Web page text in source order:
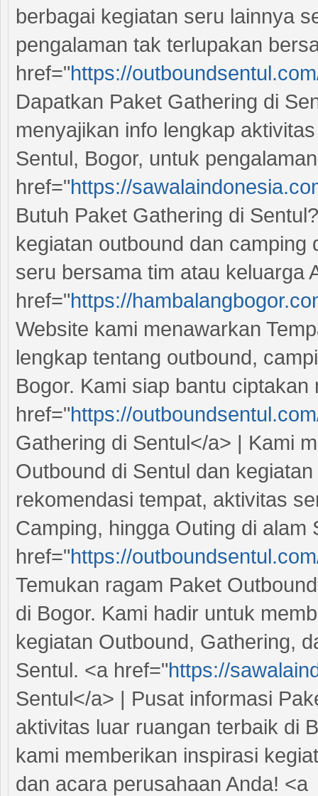
berbagai kegiatan seru lainnya
pengalaman tak terlupakan
href="https://
Dapatkan Paket Gathering di
menyajikan info lengkap
Sentul, Bogor, untuk
href="https://
Butuh Paket Gathering di
kegiatan outbound dan
seru bersama tim atau keluarga
href="https://
Website kami menawarkan
lengkap tentang outbound,
Bogor. Kami siap bantu
href="https://
Gathering di Sentul</a> | Kami
Outbound di Sentul dan
rekomendasi tempat, aktivitas
Camping, hingga Outing di alam
href="https://
Temukan ragam Paket
di Bogor. Kami hadir untuk
kegiatan Outbound, Gathering,
Sentul. <a href="https://
Sentul</a> | Pusat informasi
aktivitas luar ruangan terbaik di
kami memberikan inspirasi
dan acara perusahaan Anda! <a